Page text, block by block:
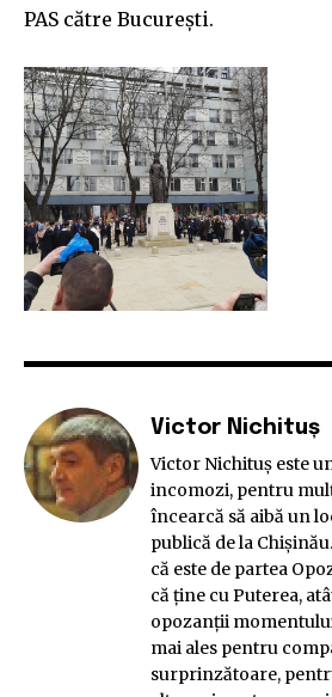
PAS către București.
Victor Nichituș
Victor Nichituş este
incomozi, pentru
încearcă să aibă un
publică de la
că este de partea
că ține cu Puterea,
opozanţii
mai ales pentru
surprinzătoare,